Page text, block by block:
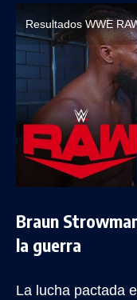
Braun
la guerra
La lucha pactada